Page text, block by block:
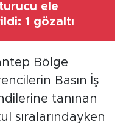
ele
1 gözaltı
Bölge
Basın İş
tanınan
sıralarındayken